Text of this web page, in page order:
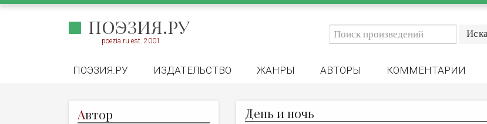
ПОЭЗИЯ.РУ
poezia.ru est. 2001
ПОЭЗИЯ.РУ ИЗДАТЕЛЬСТВО ЖАНРЫ АВТОРЫ КОММЕНТАРИИ
Автор День и ночь